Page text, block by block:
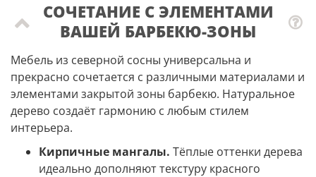
СОЧЕТАНИЕ С ЭЛЕМЕНТАМИ
ВАШЕЙ БАРБЕКЮ-ЗОНЫ
Мебель из северной сосны универсальна и
прекрасно сочетается с различными материалами и
элементами закрытой зоны барбекю. Натуральное
дерево создаёт гармонию с любым стилем
интерьера.
Кирпичные мангалы. Тёплые оттенки дерева
идеально дополняют текстуру красного